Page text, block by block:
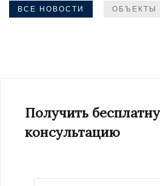
ВСЕ НОВОСТИ ОБЪЕКТЫ
Получить
консультацию